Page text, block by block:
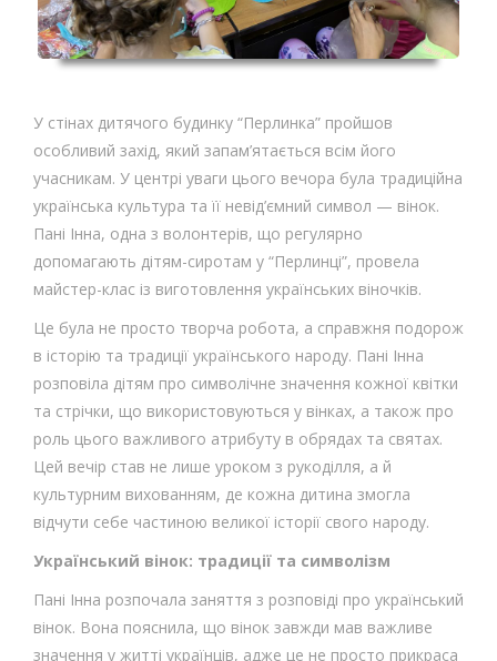
У стінах дитячого будинку “Перлинка” пройшов
особливий захід, який запам’ятається всім його
учасникам. У центрі уваги цього вечора була традиційна
українська культура та її невід’ємний символ — вінок.
Пані Інна, одна з волонтерів, що регулярно
допомагають дітям-сиротам у “Перлинці”, провела
майстер-клас із виготовлення українських віночків.
Це була не просто творча робота, а справжня подорож
в історію та традиції українського народу. Пані Інна
розповіла дітям про символічне значення кожної квітки
та стрічки, що використовуються у вінках, а також про
роль цього важливого атрибуту в обрядах та святах.
Цей вечір став не лише уроком з рукоділля, а й
культурним вихованням, де кожна дитина змогла
відчути себе частиною великої історії свого народу.
Український вінок: традиції та символізм
Пані Інна розпочала заняття з розповіді про український
вінок. Вона пояснила, що вінок завжди мав важливе
значення у житті українців, адже це не просто прикраса